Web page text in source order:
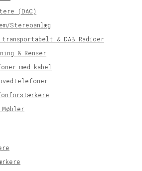
(DAC)
Stereoanlæg
& DAB Radioer
& Renser
med kabel